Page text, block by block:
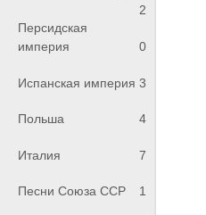
2
Персидская
империя
0
Испанская империя 3
Польша 4
Италия 7
Песни Союза ССР 1